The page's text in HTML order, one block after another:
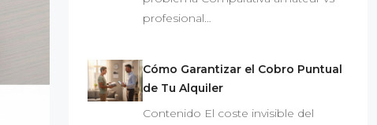
profesional…
Cómo Garantizar el Cobro Puntual
de Tu Alquiler
Contenido El coste invisible del